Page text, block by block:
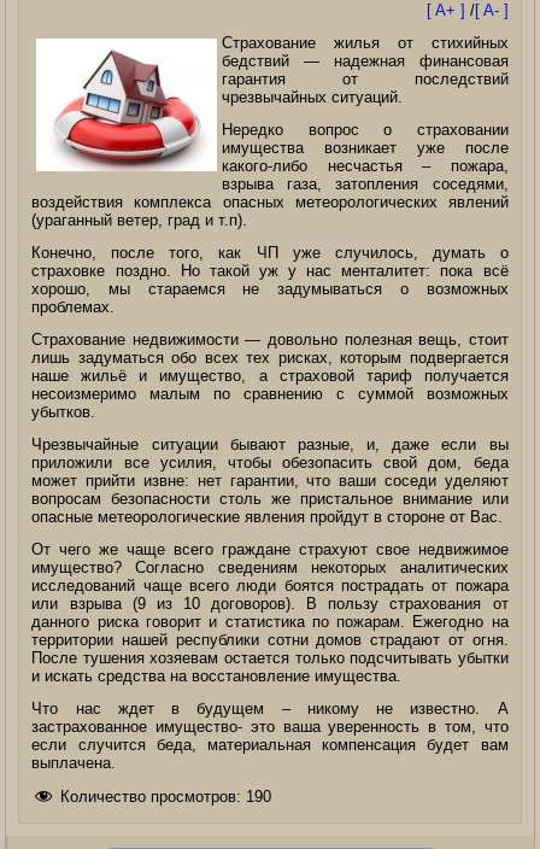
[ A+ ] /[ A- ]
Страхование жилья от стихийных
бедствий — надежная финансовая
гарантия от последствий
чрезвычайных ситуаций.
Нередко вопрос о страховании
имущества возникает уже после
какого-либо несчастья – пожара,
взрыва газа, затопления соседями,
воздействия комплекса опасных метеорологических явлений
(ураганный ветер, град и т.п).
Конечно, после того, как ЧП уже случилось, думать о
страховке поздно. Но такой уж у нас менталитет: пока всё
хорошо, мы стараемся не задумываться о возможных
проблемах.
Страхование недвижимости — довольно полезная вещь, стоит
лишь задуматься обо всех тех рисках, которым подвергается
наше жильё и имущество, а страховой тариф получается
несоизмеримо малым по сравнению с суммой возможных
убытков.
Чрезвычайные ситуации бывают разные, и, даже если вы
приложили все усилия, чтобы обезопасить свой дом, беда
может прийти извне: нет гарантии, что ваши соседи уделяют
вопросам безопасности столь же пристальное внимание или
опасные метеорологические явления пройдут в стороне от Вас.
От чего же чаще всего граждане страхуют свое недвижимое
имущество? Согласно сведениям некоторых аналитических
исследований чаще всего люди боятся пострадать от пожара
или взрыва (9 из 10 договоров). В пользу страхования от
данного риска говорит и статистика по пожарам. Ежегодно на
территории нашей республики сотни домов страдают от огня.
После тушения хозяевам остается только подсчитывать убытки
и искать средства на восстановление имущества.
Что нас ждет в будущем – никому не известно. А
застрахованное имущество- это ваша уверенность в том, что
если случится беда, материальная компенсация будет вам
выплачена.
Количество просмотров: 190